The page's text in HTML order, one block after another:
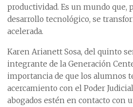
productividad. Es un mundo que,
desarrollo tecnológico, se
acelerada.
Karen Arianett Sosa, del quinto
integrante de la Generación
importancia de que los alumnos
acercamiento con el Poder
abogados estén en contacto con